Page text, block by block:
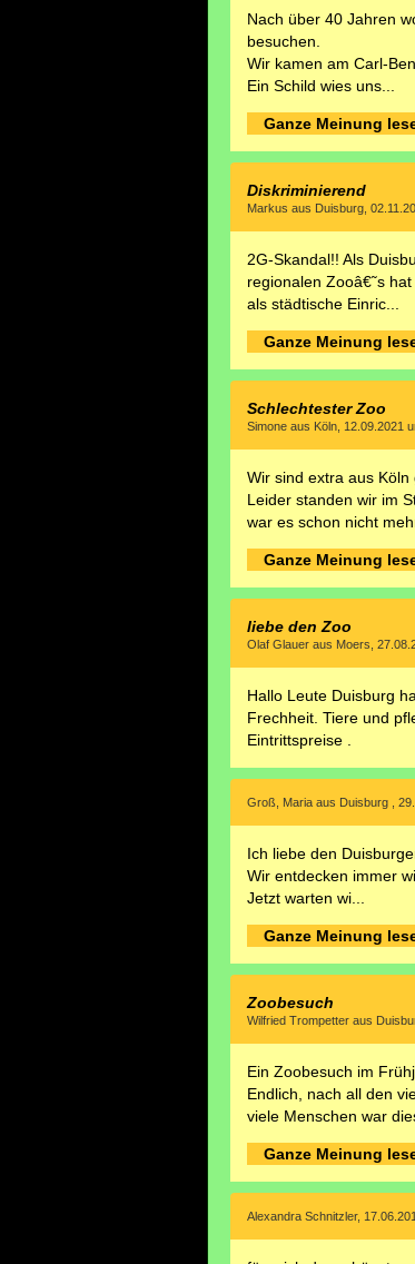
Nach über 40 Jahren
besuchen.
Wir kamen am Carl-
Ein Schild wies uns...
Ganze Meinung
Diskriminierend
Markus aus Duisburg,
2G-Skandal!! Als
regionalen Zooâ€˜s
als städtische Einric...
Ganze Meinung
Schlechtester Zoo
Simone aus Köln, 12.09.2021
Wir sind extra aus
Leider standen wir im
war es schon nicht
Ganze Meinung
liebe den Zoo
Olaf Glauer aus Moers,
Hallo Leute Duisburg
Frechheit. Tiere und
Eintrittspreise .
Groß, Maria aus Duisburg ,
Ich liebe den
Wir entdecken immer
Jetzt warten wi...
Ganze Meinung
Zoobesuch
Wilfried Trompetter aus
Ein Zoobesuch im
Endlich, nach all den
viele Menschen war
Ganze Meinung
Alexandra Schnitzler,